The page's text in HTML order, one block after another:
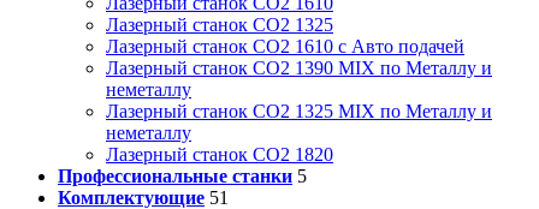
Лазерный станок СО2 1325
Лазерный станок СО2 1610 с Авто подачей
Лазерный станок СО2 1390 MIX по Металлу и
неметаллу
Лазерный станок СО2 1325 MIX по Металлу и
неметаллу
Лазерный станок СО2 1820
Профессиональные станки 5
Комплектующие 51